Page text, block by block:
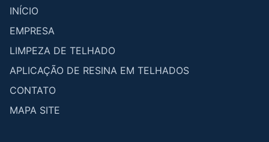
INÍCIO
EMPRESA
LIMPEZA DE TELHADO
APLICAÇÃO DE RESINA EM TELHADOS
CONTATO
MAPA SITE